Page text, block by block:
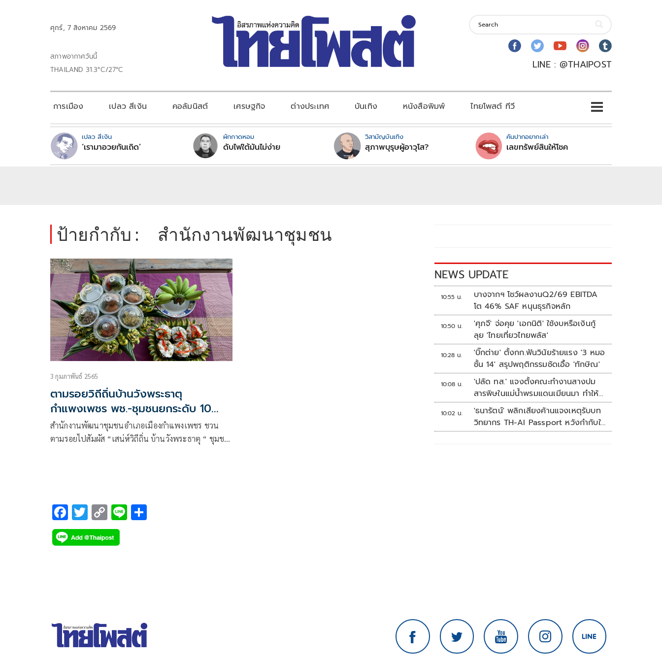
ศุกร์, 7 สิงหาคม 2569
สภาพอากาศวันนี้
THAILAND 31.3°C/27°C
LINE : @THAIPOST
การเมือง เปลว สีเงิน คอลัมนิสต์ เศรษฐกิจ ต่างประเทศ บันเทิง หนังสือพิมพ์ ไทยโพสต์ ทีวี
เปลว สีเงิน
‘เรามาอวยกันเถิด’
ผักกาดหอม
ดับไฟใต้มันไม่ง่าย
วิสามัญบันเทิง
สุภาพบุรุษผู้อาวุโส?
คันปากอยากเล่า
เลขทรัพย์สินให้โชค
ป้ายกำกับ : สำนักงานพัฒนาชุมชน
3 กุมภาพันธ์ 2565
ตามรอยวิถีถิ่นบ้านวังพระธาตุ
กำแพงเพชร พช.-ชุมชนยกระดับ 10
กิจกรรมสนุกกับการปฏิบัติ
สำนักงานพัฒนาชุมชนอำเภอเมืองกำแพงเพชร ชวน
ตามรอยไปสัมผัส “เสน่ห์วิถีถิ่น บ้านวังพระธาตุ “ ชุมชน
F
ac
e
T
wi
tt
C
o
p
Li
NEWS UPDATE
10:55 น.
บางจากฯ โชว์ผลงานQ2/69 EBITDA
โต 46% SAF หนุนธุรกิจหลัก
10:50 น.
'ศุภจี' จ่อคุย 'เอกนิติ' ใช้งบหรือเงินกู้
ลุย 'ไทยเที่ยวไทยพลัส'
10:28 น.
'บิ๊กต่าย' ตั้งกก.ฟันวินัยร้ายแรง '3 หมอ
ชั้น 14' สรุปพฤติกรรมชัดเอื้อ 'ทักษิณ'
10:08 น.
'ปลัด ทส.' แจงตั้งคณะทำงานสางปม
สารพิษในแม่น้ำพรมแดนเมียนมา ทำให้
แก้ปัญหารวดเร็ว
10:02 น.
'ธนารัตน์' พลิกเสียงค้านแจงเหตุรับบท
วิทยากร TH-AI Passport หวังกำกับใช้
งบเหมาะสม ชูจุดเด่นคนไทยได้ใช้ AI